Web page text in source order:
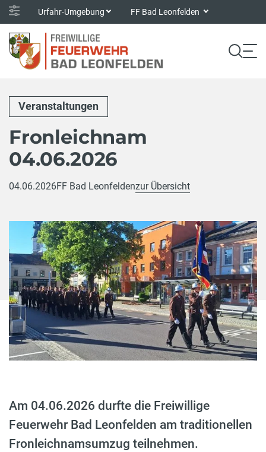
Urfahr-Umgebung FF Bad Leonfelden
Veranstaltungen
Fronleichnam
04.06.2026
04.06.2026FF Bad Leonfeldenzur Übersicht
Am 04.06.2026 durfte die Freiwillige
Feuerwehr Bad Leonfelden am traditionellen
Fronleichnamsumzug teilnehmen.